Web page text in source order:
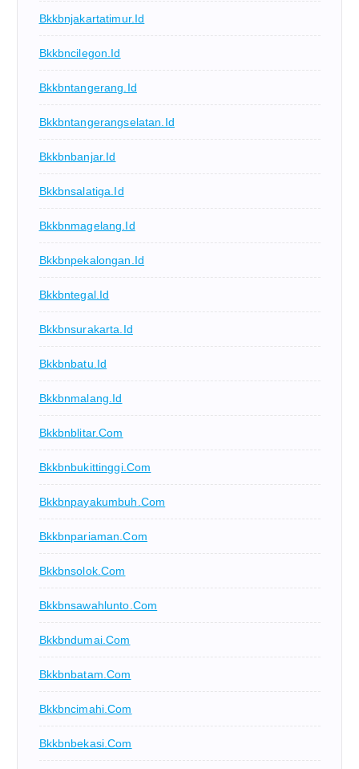
Bkkbnjakartatimur.id
Bkkbncilegon.id
Bkkbntangerang.id
Bkkbntangerangselatan.id
Bkkbnbanjar.id
Bkkbnsalatiga.id
Bkkbnmagelang.id
Bkkbnpekalongan.id
Bkkbntegal.id
Bkkbnsurakarta.id
Bkkbnbatu.id
Bkkbnmalang.id
Bkkbnblitar.com
Bkkbnbukittinggi.com
Bkkbnpayakumbuh.com
Bkkbnpariaman.com
Bkkbnsolok.com
Bkkbnsawahlunto.com
Bkkbndumai.com
Bkkbnbatam.com
Bkkbncimahi.com
Bkkbnbekasi.com